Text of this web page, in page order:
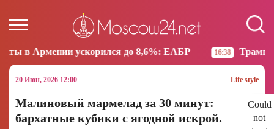
до 8,6%: ЕАБР 16:38 Трамп: США больше не
20 Июн, 2026 12:00 Life style
Could
not
Малиновый мармелад за 30 минут:
бархатные кубики с ягодной искрой.